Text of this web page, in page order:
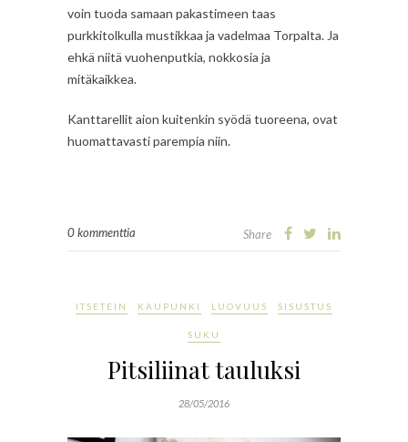
voin tuoda samaan pakastimeen taas
purkkitolkulla mustikkaa ja vadelmaa Torpalta. Ja
ehkä niitä vuohenputkia, nokkosia ja
mitäkaikkea.
Kanttarellit aion kuitenkin syödä tuoreena, ovat
huomattavasti parempia niin.
0 kommenttia Share
ITSETEIN KAUPUNKI LUOVUUS SISUSTUS
SUKU
Pitsiliinat tauluksi
28/05/2016